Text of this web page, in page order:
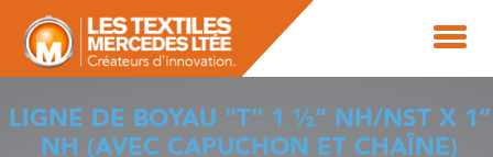
LIGNE DE BOYAU "T" 1 ½” NH/NST X 1”
NH (AVEC CAPUCHON ET CHAÎNE)